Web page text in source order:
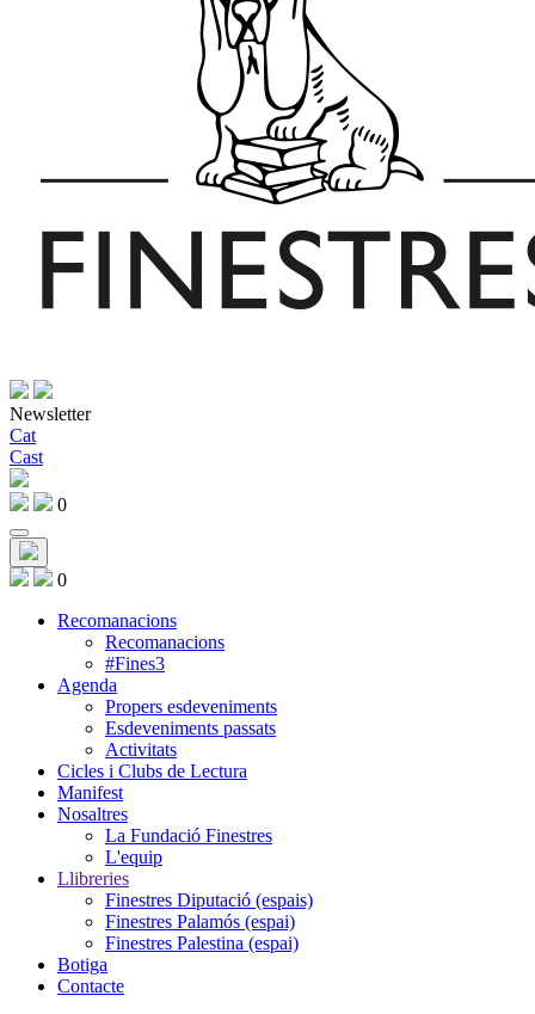
Newsletter
Cat
Cast
0
0
Recomanacions
Recomanacions
#Fines3
Agenda
Propers esdeveniments
Esdeveniments passats
Activitats
Cicles i Clubs de Lectura
Manifest
Nosaltres
La Fundació Finestres
L'equip
Llibreries
Finestres Diputació (espais)
Finestres Palamós (espai)
Finestres Palestina (espai)
Botiga
Contacte